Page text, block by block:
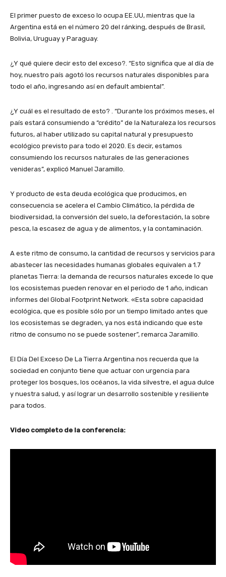
El primer puesto de exceso lo ocupa EE.UU, mientras que la
Argentina está en el número 20 del ránking, después de Brasil,
Bolivia, Uruguay y Paraguay.
¿Y qué quiere decir esto del exceso?. “Esto significa que al día de
hoy, nuestro país agotó los recursos naturales disponibles para
todo el año, ingresando así en default ambiental”.
¿Y cuál es el resultado de esto? . “Durante los próximos meses, el
país estará consumiendo a “crédito” de la Naturaleza los recursos
futuros, al haber utilizado su capital natural y presupuesto
ecológico previsto para todo el 2020. Es decir, estamos
consumiendo los recursos naturales de las generaciones
venideras”, explicó Manuel Jaramillo.
Y producto de esta deuda ecológica que producimos, en
consecuencia se acelera el Cambio Climático, la pérdida de
biodiversidad, la conversión del suelo, la deforestación, la sobre
pesca, la escasez de agua y de alimentos, y la contaminación.
A este ritmo de consumo, la cantidad de recursos y servicios para
abastecer las necesidades humanas globales equivalen a 1.7
planetas Tierra: la demanda de recursos naturales excede lo que
los ecosistemas pueden renovar en el periodo de 1 año, indican
informes del Global Footprint Network. «Esta sobre capacidad
ecológica, que es posible sólo por un tiempo limitado antes que
los ecosistemas se degraden, ya nos está indicando que este
ritmo de consumo no se puede sostener”, remarca Jaramillo.
El Día Del Exceso De La Tierra Argentina nos recuerda que la
sociedad en conjunto tiene que actuar con urgencia para
proteger los bosques, los océanos, la vida silvestre, el agua dulce
y nuestra salud, y así lograr un desarrollo sostenible y resiliente
para todos.
Video completo de la conferencia: